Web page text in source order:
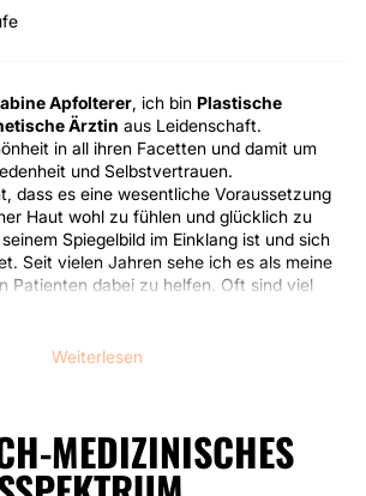
Apfolterer, ich bin Plastische
Ärztin aus Leidenschaft.
in all ihren Facetten und damit um
und Selbstvertrauen.
dass es eine wesentliche Voraussetzung
Haut wohl zu fühlen und glücklich zu
Spiegelbild im Einklang ist und sich
Seit vielen Jahren sehe ich es als meine
Patienten dabei zu helfen. Oft sind viel
absolvierte Dr. Sabine Apfolterer in
und handchirurgischen
die klassischen ästhetisch chirurgischen
oder Facelifts. Weitere
Weiterlesen
MEDIZINISCHES